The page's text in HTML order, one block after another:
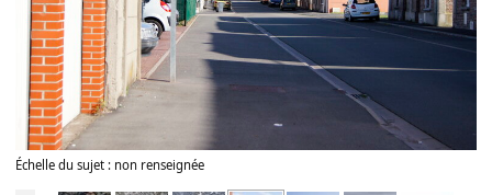
Échelle du sujet : non renseignée